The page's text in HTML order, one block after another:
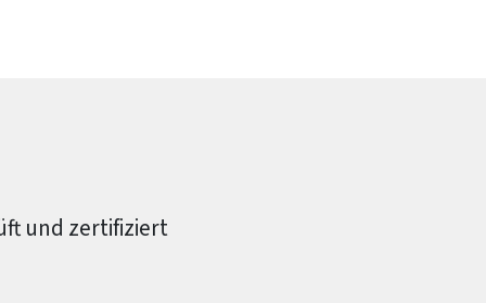
und zertifiziert